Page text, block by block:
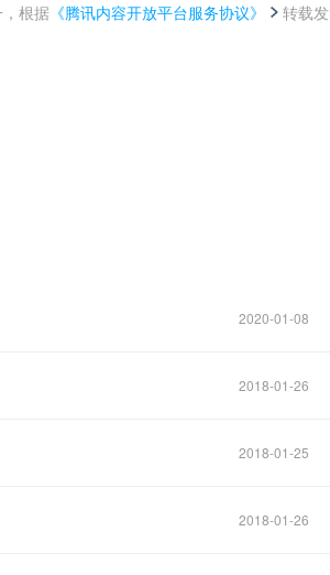
根据 《腾讯内容开放平台服务协议》
转载发
2020-01-08
2018-01-26
2018-01-25
2018-01-26